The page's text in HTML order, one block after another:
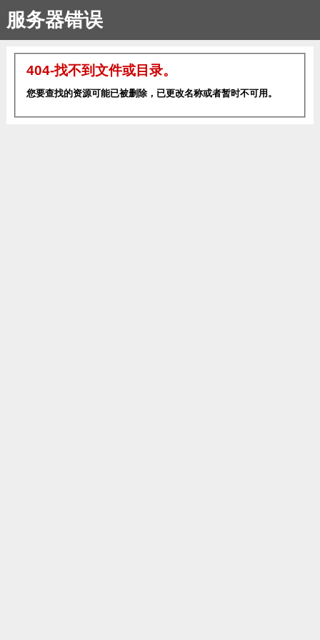
服务器错误
404-找不到文件或目录。
您要查找的资源可能已被删除，已更改名称或者暂时不可用。